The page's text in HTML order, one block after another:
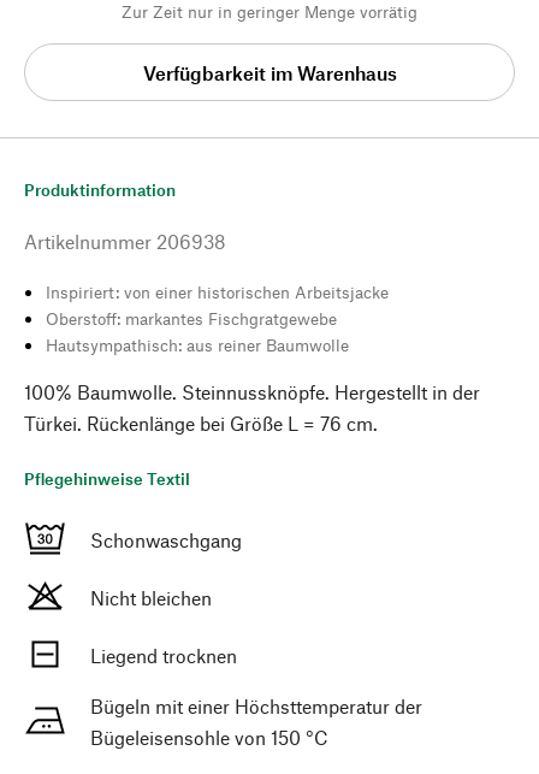
Zur Zeit nur in geringer Menge vorrätig
Verfügbarkeit im Warenhaus
Produktinformation
Artikelnummer 206938
Inspiriert: von einer historischen Arbeitsjacke
Oberstoff: markantes Fischgratgewebe
Hautsympathisch: aus reiner Baumwolle
100% Baumwolle. Steinnussknöpfe. Hergestellt in der
Türkei. Rückenlänge bei Größe L = 76 cm.
Pflegehinweise Textil
Schonwaschgang
Nicht bleichen
Liegend trocknen
Bügeln mit einer Höchsttemperatur der
Bügeleisensohle von 150 °C